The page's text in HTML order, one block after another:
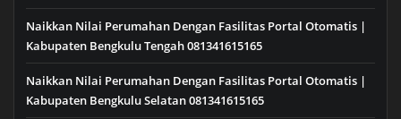
Naikkan Nilai Perumahan Dengan Fasilitas Portal Otomatis |
Kabupaten Bengkulu Tengah 081341615165
Naikkan Nilai Perumahan Dengan Fasilitas Portal Otomatis |
Kabupaten Bengkulu Selatan 081341615165